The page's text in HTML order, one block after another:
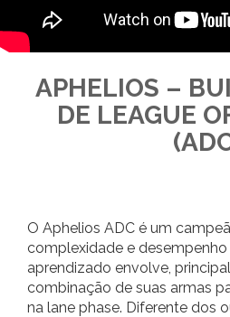
APHELIOS –
DE LEAGUE
O Aphelios ADC é um
complexidade e desempenho
aprendizado envolve,
combinação de suas armas
na lane phase. Diferente dos